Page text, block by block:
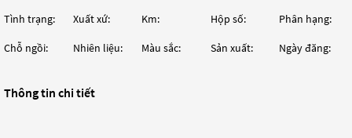
Tình trạng: Xuất xứ: Km: Hộp số: Phân hạng:
Chỗ ngồi: Nhiên liệu: Màu sắc: Sản xuất: Ngày đăng:
Thông tin chi tiết